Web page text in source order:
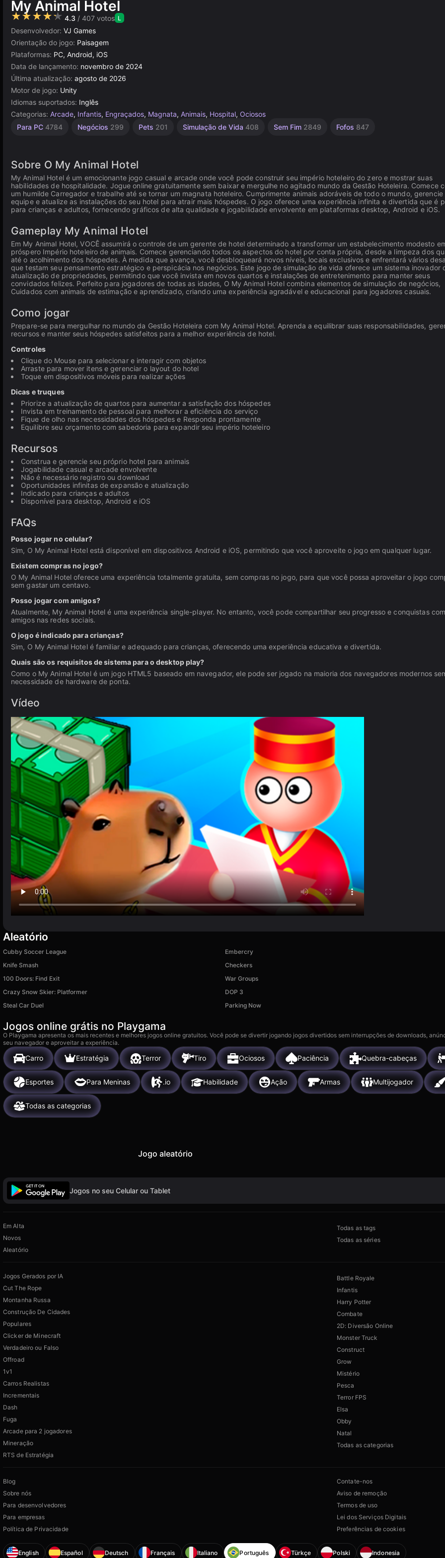
My Animal Hotel
★★★★★ 4.3 / 407 votos L
Desenvolvedor: VJ Games
Orientação do jogo: Paisagem
Plataformas: PC, Android, iOS
Data de lançamento: novembro de 2024
Última atualização: agosto de 2026
Motor de jogo: Unity
Idiomas suportados: Inglês
Categorias: Arcade, Infantis, Engraçados, Magnata, Animais, Hospital, Ociosos
Para PC 4784 Negócios 299 Pets 201 Simulação de Vida 408 Sem Fim 2849 Fofos 847
Aprendizagem
Mesa e
De 1
Pet
Construção
Gerenciamento
Alta
Infantis
Navegador
Unity
Sobre O My Animal Hotel
My Animal Hotel é um emocionante jogo casual e arcade onde você pode construir seu império hoteleiro do zero e mostrar suas
habilidades de hospitalidade. Jogue online gratuitamente sem baixar e mergulhe no agitado mundo da Gestão Hoteleira. Comece
um humilde Carregador e trabalhe até se tornar um magnata hoteleiro. Cumprimente animais adoráveis de todo o mundo, gerencie
equipe e atualize as instalações do seu hotel para atrair mais hóspedes. O jogo oferece uma experiência infinita e divertida que é
para crianças e adultos, fornecendo gráficos de alta qualidade e jogabilidade envolvente em plataformas desktop, Android e iOS.
Gameplay My Animal Hotel
Em My Animal Hotel, VOCÊ assumirá o controle de um gerente de hotel determinado a transformar um estabelecimento modesto
próspero Império hoteleiro de animais. Comece gerenciando todos os aspectos do hotel por conta própria, desde a limpeza dos
até o acolhimento dos hóspedes. À medida que avança, você desbloqueará novos níveis, locais exclusivos e enfrentará vários
que testam seu pensamento estratégico e perspicácia nos negócios. Este jogo de simulação de vida oferece um sistema inovador
atualização de propriedades, permitindo que você invista em novos quartos e instalações de entretenimento para manter seus
convidados felizes. Perfeito para jogadores de todas as idades, O My Animal Hotel combina elementos de simulação de negócios,
Cuidados com animais de estimação e aprendizado, criando uma experiência agradável e educacional para jogadores casuais.
Como jogar
Prepare-se para mergulhar no mundo da Gestão Hoteleira com My Animal Hotel. Aprenda a equilibrar suas responsabilidades,
recursos e manter seus hóspedes satisfeitos para a melhor experiência de hotel.
Controles
Clique do Mouse para selecionar e interagir com objetos
Arraste para mover itens e gerenciar o layout do hotel
Toque em dispositivos móveis para realizar ações
Dicas e truques
Priorize a atualização de quartos para aumentar a satisfação dos hóspedes
Invista em treinamento de pessoal para melhorar a eficiência do serviço
Fique de olho nas necessidades dos hóspedes e Responda prontamente
Equilibre seu orçamento com sabedoria para expandir seu império hoteleiro
Recursos
Construa e gerencie seu próprio hotel para animais
Jogabilidade casual e arcade envolvente
Não é necessário registro ou download
Oportunidades infinitas de expansão e atualização
Indicado para crianças e adultos
Disponível para desktop, Android e iOS
FAQs
Posso jogar no celular?
Sim, O My Animal Hotel está disponível em dispositivos Android e iOS, permitindo que você aproveite o jogo em qualquer lugar.
Existem compras no jogo?
O My Animal Hotel oferece uma experiência totalmente gratuita, sem compras no jogo, para que você possa aproveitar o jogo
sem gastar um centavo.
Posso jogar com amigos?
Atualmente, My Animal Hotel é uma experiência single-player. No entanto, você pode compartilhar seu progresso e conquistas
amigos nas redes sociais.
O jogo é indicado para crianças?
Sim, O My Animal Hotel é familiar e adequado para crianças, oferecendo uma experiência educativa e divertida.
Quais são os requisitos de sistema para o desktop play?
Como o My Animal Hotel é um jogo HTML5 baseado em navegador, ele pode ser jogado na maioria dos navegadores modernos
necessidade de hardware de ponta.
Vídeo
Aleatório
Cubby Soccer League
Embercry
Knife Smash
Checkers
100 Doors: Find Exit
War Groups
Crazy Snow Skier: Platformer
DOP 3
Steal Car Duel
Parking Now
Jogos online grátis no Playgama
O Playgama apresenta os mais recentes e melhores jogos online gratuitos. Você pode se divertir jogando jogos divertidos sem interrupções de downloads,
seu navegador e aproveitar a experiência.
Carro Estratégia Terror Tiro Ociosos Paciência Quebra-cabeças
Esportes Para Meninas .io Habilidade Ação Armas Multijogador
Todas as categorias
Jogo aleatório
Jogos no seu Celular ou Tablet
Em Alta
Novos
Aleatório
Todas as tags
Todas as séries
Jogos Gerados por IA
Cut The Rope
Montanha Russa
Construção De Cidades
Populares
Clicker de Minecraft
Verdadeiro ou Falso
Offroad
1v1
Carros Realistas
Incrementais
Dash
Fuga
Arcade para 2 jogadores
Mineração
RTS de Estratégia
Battle Royale
Infantis
Harry Potter
Combate
2D: Diversão Online
Monster Truck
Construct
Grow
Mistério
Pesca
Terror FPS
Elsa
Obby
Natal
Todas as categorias
Blog
Sobre nós
Para desenvolvedores
Para empresas
Política de Privacidade
Contate-nos
Aviso de remoção
Termos de uso
Lei dos Serviços Digitais
Preferências de cookies
English Español Deutsch Français Italiano Português Türkçe Polski Indonesia